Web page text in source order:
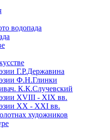
водопада
Г.Р.Державина
Ф.Н.Глинки
К.К.Случевский
XVIII - XIX вв.
XX - XXI вв.
художников